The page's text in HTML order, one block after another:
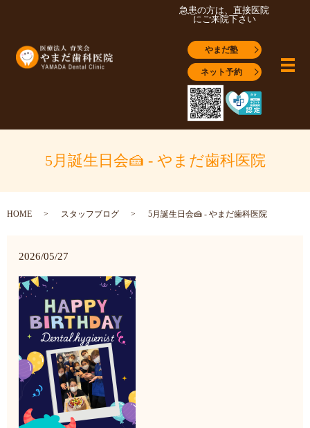
急患の方は、直接医院
にご来院下さい
やまだ塾
ネット予約 メ
5月誕生日会🍰 - やまだ歯科医院
HOME スタッフブログ 5月誕生日会🍰 - やまだ歯科医院
2026/05/27